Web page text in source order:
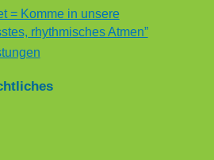
= Komme in unsere
rhythmisches Atmen”